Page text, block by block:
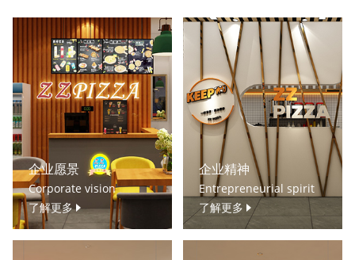
企业愿景
Corporate vision
了解更多
企业精神
Entrepreneurial spirit
了解更多